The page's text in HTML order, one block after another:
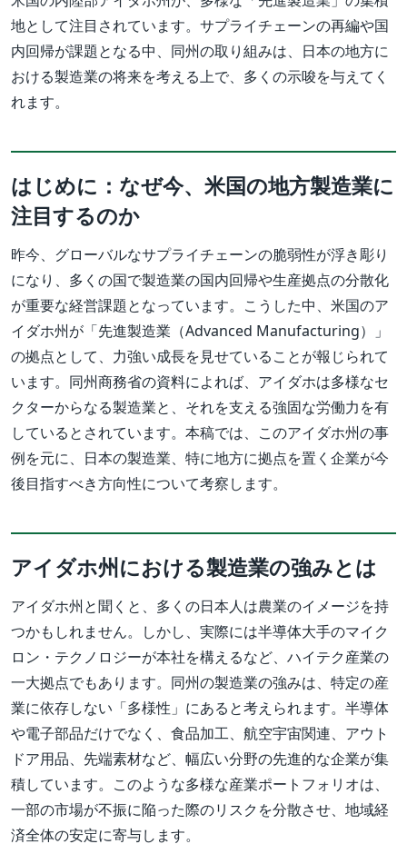
地として注目されています。サプライチェーンの再編や国
内回帰が課題となる中、同州の取り組みは、日本の地方に
おける製造業の将来を考える上で、多くの示唆を与えてく
れます。
はじめに：なぜ今、米国の地方製造業に
注目するのか
昨今、グローバルなサプライチェーンの脆弱性が浮き彫り
になり、多くの国で製造業の国内回帰や生産拠点の分散化
が重要な経営課題となっています。こうした中、米国のア
イダホ州が「先進製造業（Advanced Manufacturing）」
の拠点として、力強い成長を見せていることが報じられて
います。同州商務省の資料によれば、アイダホは多様なセ
クターからなる製造業と、それを支える強固な労働力を有
しているとされています。本稿では、このアイダホ州の事
例を元に、日本の製造業、特に地方に拠点を置く企業が今
後目指すべき方向性について考察します。
アイダホ州における製造業の強みとは
アイダホ州と聞くと、多くの日本人は農業のイメージを持
つかもしれません。しかし、実際には半導体大手のマイク
ロン・テクノロジーが本社を構えるなど、ハイテク産業の
一大拠点でもあります。同州の製造業の強みは、特定の産
業に依存しない「多様性」にあると考えられます。半導体
や電子部品だけでなく、食品加工、航空宇宙関連、アウト
ドア用品、先端素材など、幅広い分野の先進的な企業が集
積しています。このような多様な産業ポートフォリオは、
一部の市場が不振に陥った際のリスクを分散させ、地域経
済全体の安定に寄与します。